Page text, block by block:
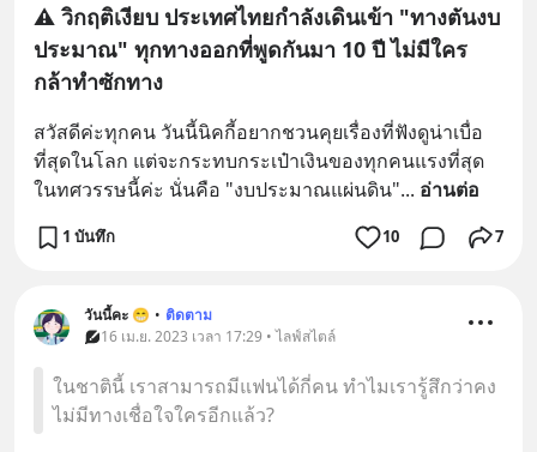
⚠️ วิกฤติเงียบ ประเทศไทยกำลังเดินเข้า "ทางตันงบ
ประมาณ" ทุกทางออกที่พูดกันมา 10 ปี ไม่มีใคร
กล้าทำซักทาง
สวัสดีค่ะทุกคน วันนี้นิคกี้อยากชวนคุยเรื่องที่ฟังดูน่าเบื่อ
ที่สุดในโลก แต่จะกระทบกระเป๋าเงินของทุกคนแรงที่สุด
ในทศวรรษนี้ค่ะ นั่นคือ "งบประมาณแผ่นดิน"... อ่านต่อ
1 บันทึก 10 7
วันนี้คะ 😁 • ติดตาม
16 เม.ย. 2023 เวลา 17:29 • ไลฟ์สไตล์
ในชาตินี้ เราสามารถมีแฟนได้กี่คน ทำไมเรารู้สึกว่าคง
ไม่มีทางเชื่อใจใครอีกแล้ว?